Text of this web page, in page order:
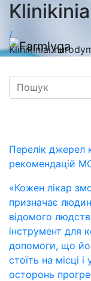
/
Klinikiniai
Перелік джерел
рекомендацій
«Кожен лікар
призначає
відомого
інструмент для
допомоги, що
стоїть на місці
осторонь